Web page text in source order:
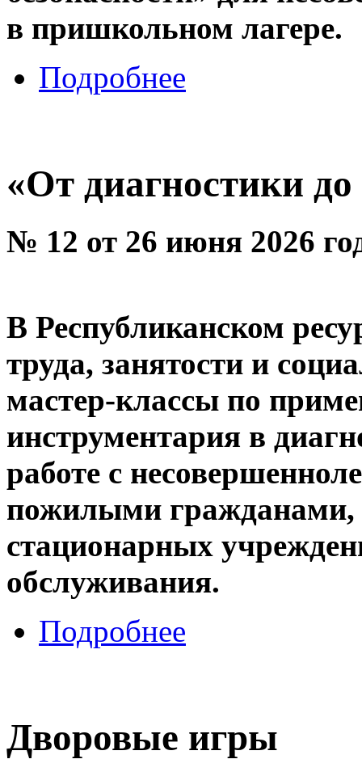
в пришкольном лагере.
Подробнее
«От диагностики до
№ 12 от 26 июня 2026
В Республиканском
труда, занятости и
мастер-классы по
инструментария в
работе с
пожилыми гражданами,
стационарных
обслуживания.
Подробнее
Дворовые игры